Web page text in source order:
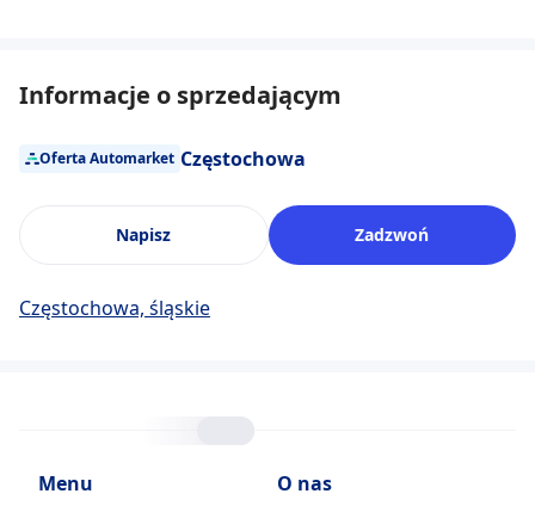
Informacje o sprzedającym
Oferta Automarket Częstochowa
Napisz Zadzwoń
Częstochowa, śląskie
Menu O nas